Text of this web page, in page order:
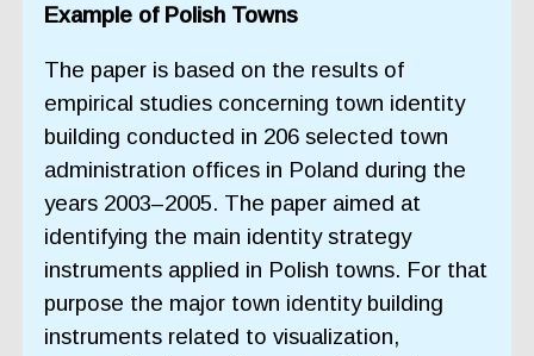
Example of Polish Towns
The paper is based on the results of
empirical studies concerning town identity
building conducted in 206 selected town
administration offices in Poland during the
years 2003–2005. The paper aimed at
identifying the main identity strategy
instruments applied in Polish towns. For that
purpose the major town identity building
instruments related to visualization,